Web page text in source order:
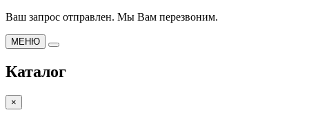
Ваш запрос отправлен. Мы Вам перезвоним.
МЕНЮ
Каталог
×